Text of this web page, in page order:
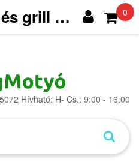
Hívható: H- Cs.: 9:00 - 16:00
0
Kempingcikk és grill webáruház